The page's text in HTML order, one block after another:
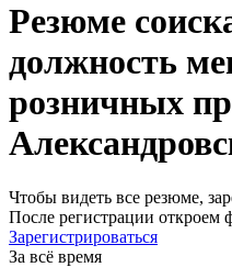
Резюме
должность
розничных
Чтобы видеть все резюме,
После регистрации откроем
Зарегистрироваться
За всё время